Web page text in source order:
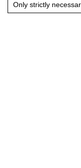
Only strictly